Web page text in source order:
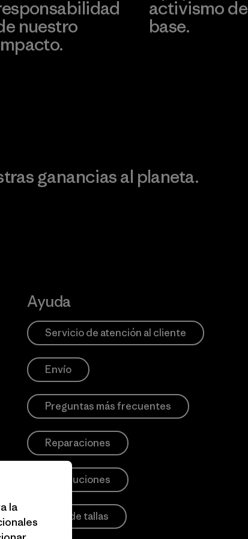
nuestro
activismo de
base.
ganancias al planeta.
Ayuda
Servicio de atención al cliente
Envío
Preguntas más frecuentes
Reparaciones
Devoluciones
Guía de tallas
la